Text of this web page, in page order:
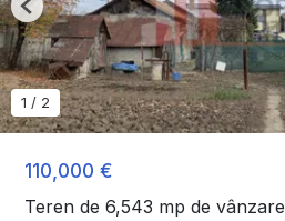
110,000 €
Teren de 6,543 mp de vânzare
1 / 2
Previous